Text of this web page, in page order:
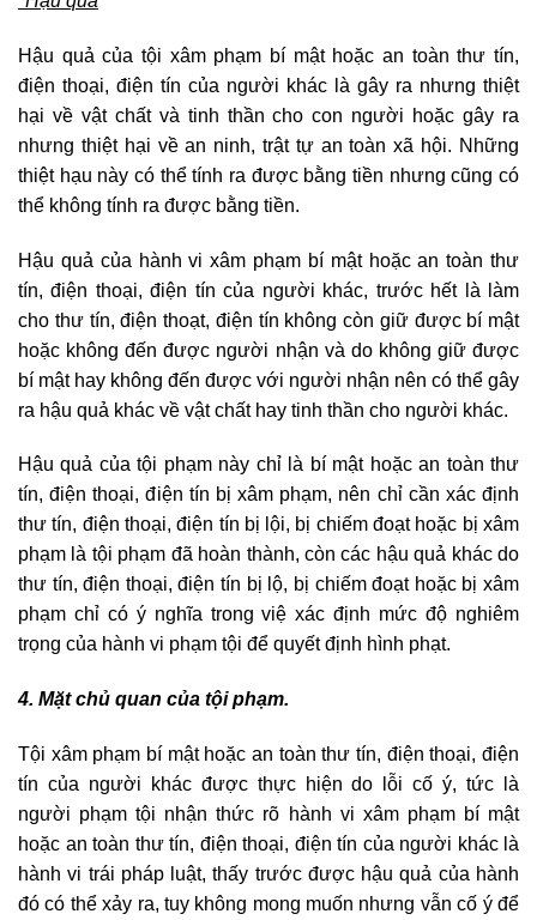
Hậu quả của tội xâm phạm bí mật hoặc an toàn thư tín,
điện thoại, điện tín của người khác là gây ra nhưng thiệt
hại về vật chất và tinh thần cho con người hoặc gây ra
nhưng thiệt hại về an ninh, trật tự an toàn xã hội. Những
thiệt hạu này có thể tính ra được bằng tiền nhưng cũng có
thể không tính ra được bằng tiền.
Hậu quả của hành vi xâm phạm bí mật hoặc an toàn thư
tín, điện thoại, điện tín của người khác, trước hết là làm
cho thư tín, điện thoạt, điện tín không còn giữ được bí mật
hoặc không đến được người nhận và do không giữ được
bí mật hay không đến được với người nhận nên có thể gây
ra hậu quả khác về vật chất hay tinh thần cho người khác.
Hậu quả của tội phạm này chỉ là bí mật hoặc an toàn thư
tín, điện thoại, điện tín bị xâm phạm, nên chỉ cần xác định
thư tín, điện thoại, điện tín bị lội, bị chiếm đoạt hoặc bị xâm
phạm là tội phạm đã hoàn thành, còn các hậu quả khác do
thư tín, điện thoại, điện tín bị lộ, bị chiếm đoạt hoặc bị xâm
phạm chỉ có ý nghĩa trong việ xác định mức độ nghiêm
trọng của hành vi phạm tội để quyết định hình phạt.
4. Mặt chủ quan của tội phạm.
Tội xâm phạm bí mật hoặc an toàn thư tín, điện thoại, điện
tín của người khác được thực hiện do lỗi cố ý, tức là
người phạm tội nhận thức rõ hành vi xâm phạm bí mật
hoặc an toàn thư tín, điện thoại, điện tín của người khác là
hành vi trái pháp luật, thấy trước được hậu quả của hành
đó có thể xảy ra, tuy không mong muốn nhưng vẫn cố ý để